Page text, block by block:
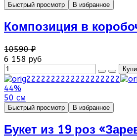
Быстрый просмотр В избранное
Композиция в
10590 ₽
6 158 руб
44%
50 см
Быстрый просмотр В избранное
Букет из 19 роз